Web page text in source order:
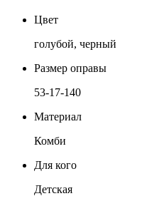
Цвет
голубой, черный
Размер оправы
53-17-140
Материал
Комби
Для кого
Детская